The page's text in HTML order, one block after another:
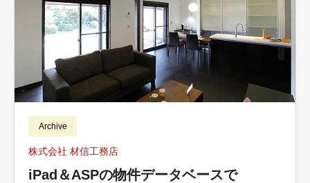
Archive
株式会社 材信工務店
iPad＆ASPの物件データベースで